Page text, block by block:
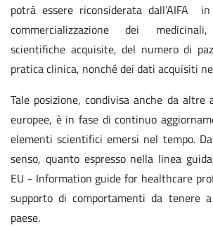
potrà essere riconsiderata dall’AIFA
commercializzazione dei
scientifiche acquisite, del numero di
pratica clinica, nonché dei dati acquisiti
Tale posizione, condivisa anche da
europee, è in fase di continuo
elementi scientifici emersi nel tempo.
senso, quanto espresso nella linea
EU - Information guide for healthcare
supporto di comportamenti da tenere
paese.